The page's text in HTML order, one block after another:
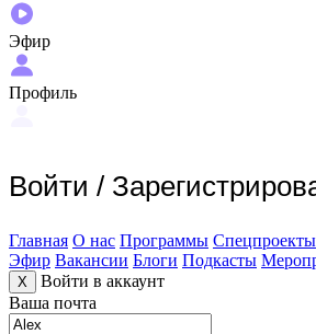
Эфир
Профиль
Войти /
Главная О нас Программы Спецпроекты
Эфир Вакансии Блоги Подкасты
X
Войти в аккаунт
Ваша почта